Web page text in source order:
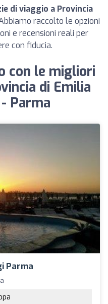
di viaggio a Provincia
raccolto le opzioni
e recensioni reali per
con fiducia.
con le migliori
di Emilia
Parma
Parma